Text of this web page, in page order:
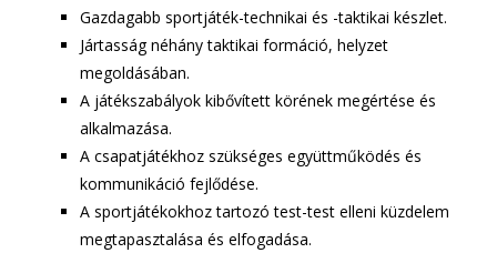
Gazdagabb sportjáték-technikai és -taktikai készlet.
Jártasság néhány taktikai formáció, helyzet
megoldásában.
A játékszabályok kibővített körének megértése és
alkalmazása.
A csapatjátékhoz szükséges együttműködés és
kommunikáció fejlődése.
A sportjátékokhoz tartozó test-test elleni küzdelem
megtapasztalása és elfogadása.